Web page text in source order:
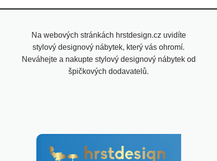
Na webových stránkách hrstdesign.cz uvidíte
stylový designový nábytek, který vás ohromí.
Neváhejte a nakupte stylový designový nábytek od
špičkových dodavatelů.